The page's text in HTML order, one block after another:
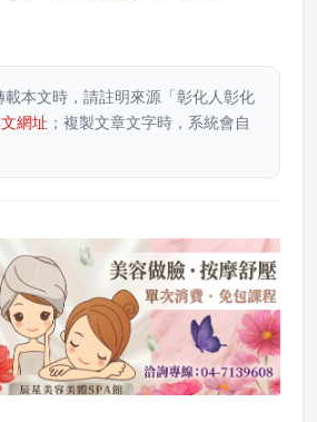
載本文時，請註明來源「彰化人彰化
網址 ；複製文章文字時，系統會自